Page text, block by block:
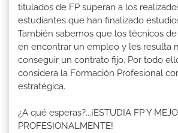
titulados de FP superan a los
estudiantes que han finalizado
También sabemos que los técnicos
en encontrar un empleo y les resulta
conseguir un contrato fijo. Por todo
considera la Formación Profesional
estratégica.
¿A qué esperas?...¡ESTUDIA FP Y
PROFESIONALMENTE!